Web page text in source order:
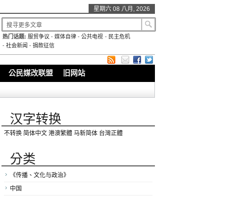
星期六 08 八月, 2026
热门话题: 服贸争议 -媒体自律 -公共电视 - 民主危机
- 社会新闻 - 捐款征信
公民媒改联盟 旧网站
汉字转换
不转换 简体中文 港澳繁體 马新简体 台灣正體
分类
《传播、文化与政治》
中国